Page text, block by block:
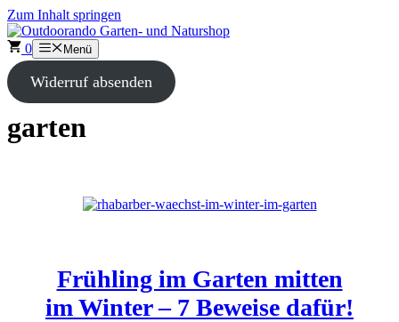
Zum Inhalt springen
0 Menü
Widerruf absenden
garten
Frühling im Garten mitten
im Winter – 7 Beweise dafür!